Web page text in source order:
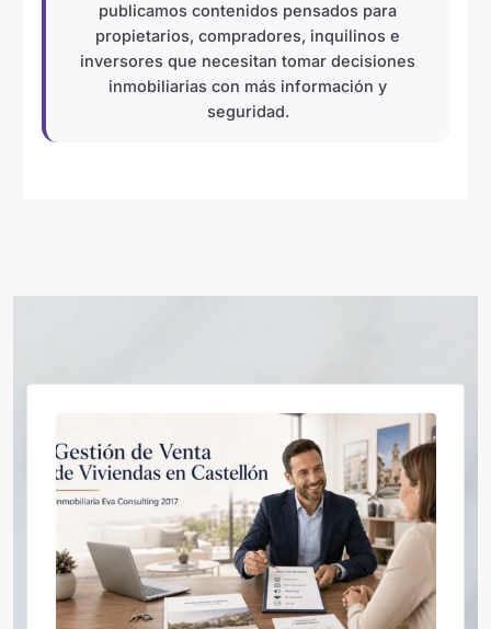
publicamos contenidos pensados para
propietarios, compradores, inquilinos e
inversores que necesitan tomar decisiones
inmobiliarias con más información y
seguridad.